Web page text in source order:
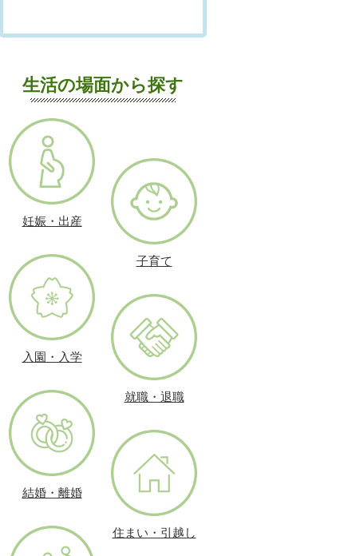
生活の場面から探す
妊娠・出産
子育て
入園・入学
就職・退職
結婚・離婚
住まい・引越し